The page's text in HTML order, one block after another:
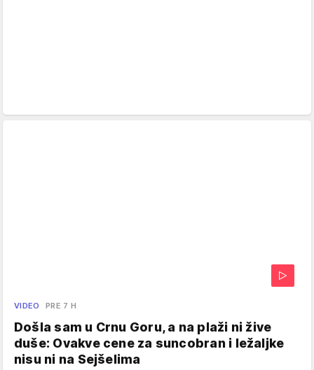
VIDEO PRE 7 H
Došla sam u Crnu Goru, a na plaži ni žive
duše: Ovakve cene za suncobran i ležaljke
nisu ni na Sejšelima